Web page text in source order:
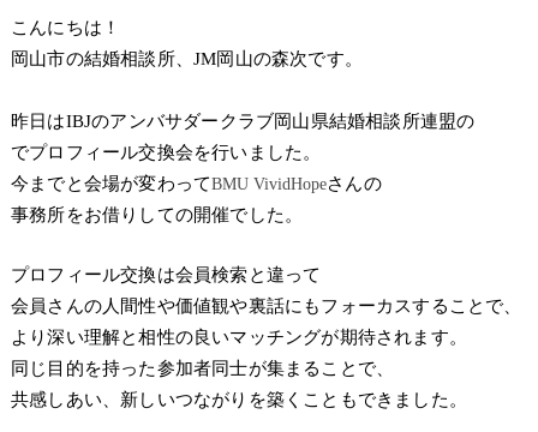
こんにちは！
岡山市の結婚相談所、JM岡山の森次です。
昨日はIBJのアンバサダークラブ岡山県結婚相談所連盟の
でプロフィール交換会を行いました。
今までと会場が変わってBMU VividHopeさんの
事務所をお借りしての開催でした。
プロフィール交換は会員検索と違って
会員さんの人間性や価値観や裏話にもフォーカスすることで、
より深い理解と相性の良いマッチングが期待されます。
同じ目的を持った参加者同士が集まることで、
共感しあい、新しいつながりを築くこともできました。